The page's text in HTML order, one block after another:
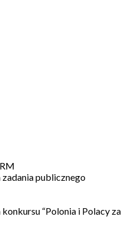
zadania publicznego
“Polonia i Polacy